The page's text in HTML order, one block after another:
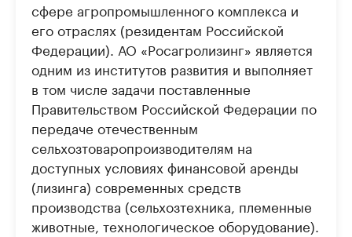
сфере агропромышленного комплекса и
его отраслях (резидентам Российской
Федерации). АО «Росагролизинг» является
одним из институтов развития и выполняет
в том числе задачи поставленные
Правительством Российской Федерации по
передаче отечественным
сельхозтоваропроизводителям на
доступных условиях финансовой аренды
(лизинга) современных средств
производства (сельхозтехника, племенные
животные, технологическое оборудование).